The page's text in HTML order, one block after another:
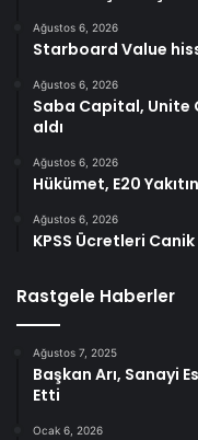
Ağustos 6, 2026
Starboard Value
Ağustos 6, 2026
Saba Capital, Unite
aldı
Ağustos 6, 2026
Hükümet, E20
Ağustos 6, 2026
KPSS Ücretleri
Rastgele Haberler
Ağustos 7, 2025
Başkan Arı, Sanayi
Etti
Ocak 6, 2026